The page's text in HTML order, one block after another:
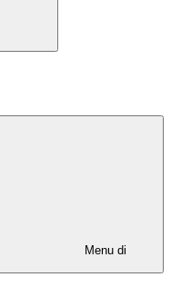
Menu di